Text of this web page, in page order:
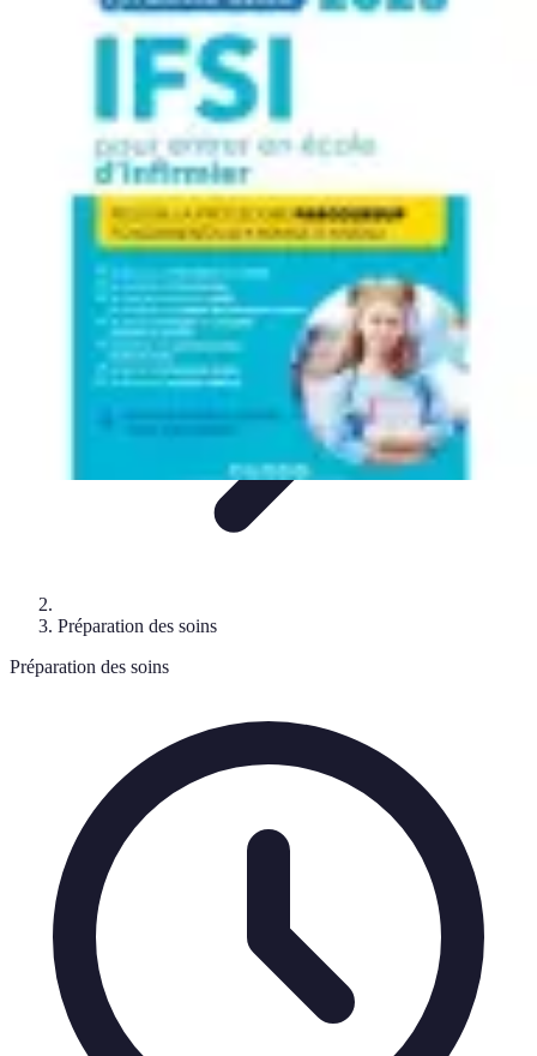
Infirmiers à Domicile
Pratiques et erreursChoix de l'infirmier
Communication et Pratiques
Infirmiers à Domicile
Préparation des soins
Préparation des soins